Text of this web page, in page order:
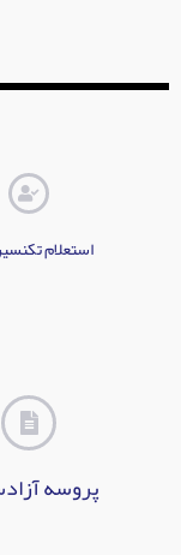
استعلام
پروسه